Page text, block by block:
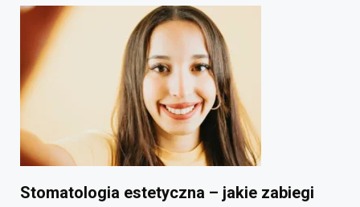
Stomatologia estetyczna – jakie zabiegi